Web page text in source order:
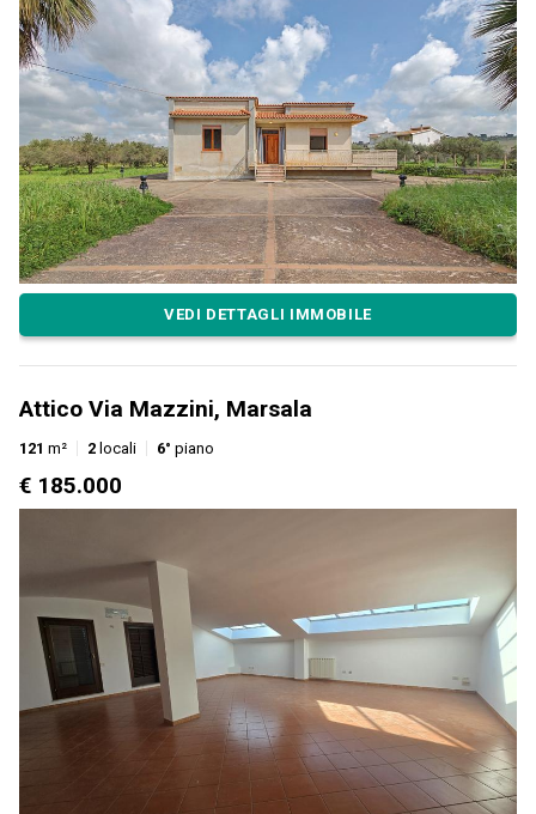
VEDI DETTAGLI IMMOBILE
Attico Via Mazzini, Marsala
121 m² 2 locali 6° piano
€ 185.000